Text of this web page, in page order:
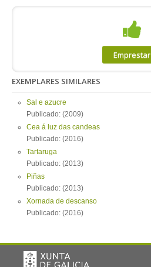
Emprestar
EXEMPLARES SIMILARES
Sal e azucre
Publicado: (2009)
Cea á luz das candeas
Publicado: (2016)
Tartaruga
Publicado: (2013)
Piñas
Publicado: (2013)
Xornada de descanso
Publicado: (2016)